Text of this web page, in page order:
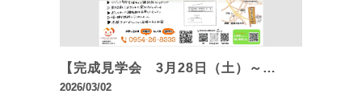
【完成見学会 3月28日（土）～…
2026/03/02